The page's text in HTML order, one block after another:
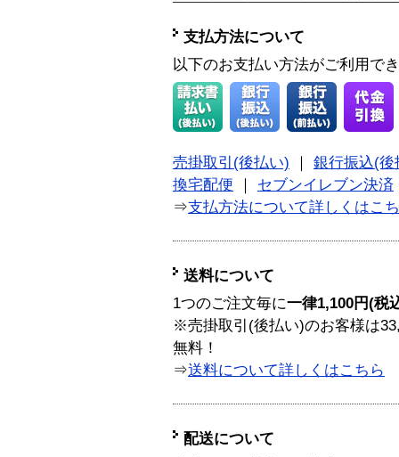
支払方法について
以下のお支払い方法がご利用で
売掛取引(後払い)
銀行振込(後
換宅配便
セブンイレブン決済
⇒支払方法について詳しくはこ
送料について
1つのご注文毎に一律1,100円(税
※売掛取引(後払い)のお客様は
無料！
⇒送料について詳しくはこちら
配送について